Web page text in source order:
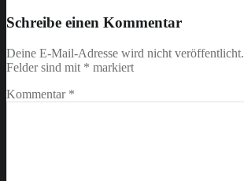
Schreibe einen Kommentar
Deine E-Mail-Adresse wird nicht veröffentlicht.
Felder sind mit * markiert
Kommentar *